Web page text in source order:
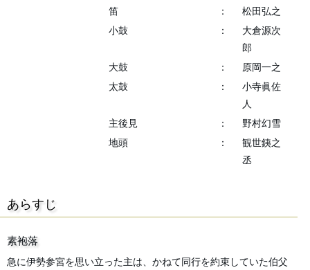
笛
：
松田弘之
小鼓
：
大倉源次
郎
大鼓
：
原岡一之
太鼓
：
小寺眞佐
人
主後見
：
野村幻雪
地頭
：
観世銕之
丞
あらすじ
素袍落
急に伊勢参宮を思い立った主は、かねて同行を約束していた伯父